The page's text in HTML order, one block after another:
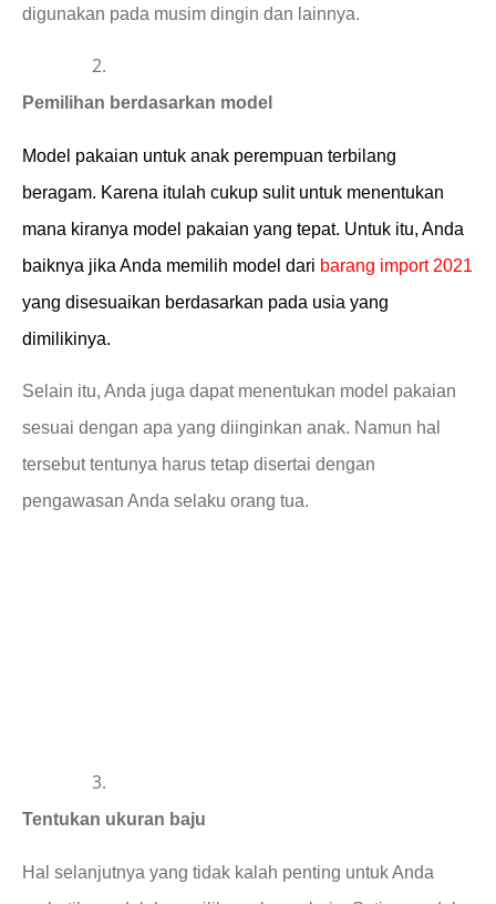
digunakan pada musim dingin dan lainnya.
Pemilihan berdasarkan model
Model pakaian untuk anak perempuan terbilang
beragam. Karena itulah cukup sulit untuk menentukan
mana kiranya model pakaian yang tepat. Untuk itu, Anda
baiknya jika Anda memilih model dari barang import 2021
yang disesuaikan berdasarkan pada usia yang
dimilikinya.
Selain itu, Anda juga dapat menentukan model pakaian
sesuai dengan apa yang diinginkan anak. Namun hal
tersebut tentunya harus tetap disertai dengan
pengawasan Anda selaku orang tua.
Tentukan ukuran baju
Hal selanjutnya yang tidak kalah penting untuk Anda